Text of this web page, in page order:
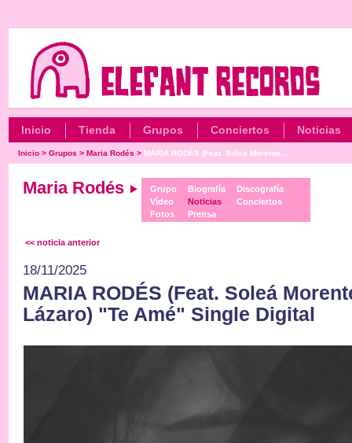
Inicio Tienda Grupos Conciertos Noticias
Inicio >Grupos >Maria Rodés > MARIA RODÉS (Feat. Soleá Morente...
Maria Rodés
Grupo
Vídeo
Fotos
Biografía
Noticias
Prensa
Discografía
Conciertos
<< noticia anterior
18/11/2025
MARIA RODÉS (Feat. Soleá
Lázaro) "Te Amé" Single Digital